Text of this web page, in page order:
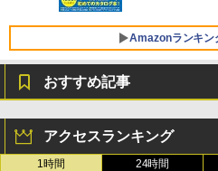
ersonal/
Core i5/
￥139,880
Amazonランキン
ンチディス
週間持続バ
ク
おすすめ記事
アクセスランキング
1時間 24時間